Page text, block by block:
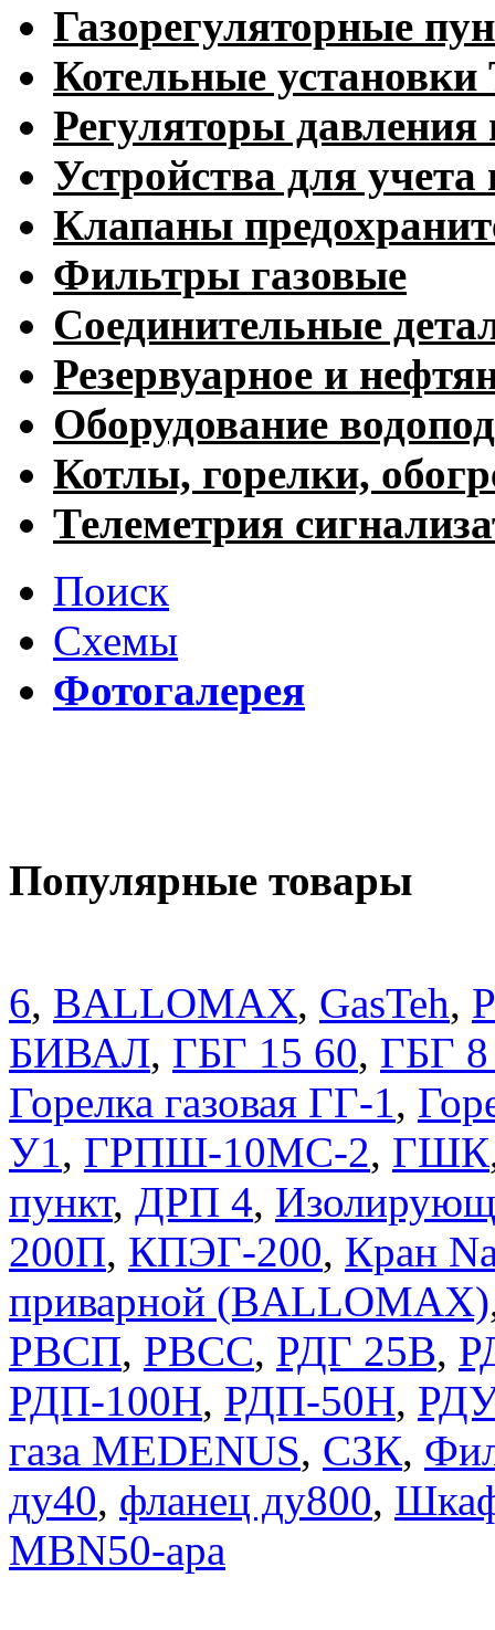
Газорегуляторные
Котельные
Регуляторы давления
Устройства для учета
Клапаны
Фильтры газовые
Соединительные
Резервуарное и
Оборудование
Котлы, горелки,
Телеметрия
Поиск
Схемы
Фотогалерея
Популярные товары
6, BALLOMAX, GasTeh,
БИВАЛ, ГБГ 15 60, ГБГ
Горелка газовая ГГ-1,
У1, ГРПШ-10МС-2, ГШК
пункт, ДРП 4,
200П, КПЭГ-200, Кран
приварной (BALLOMAX)
РВСП, РВСС, РДГ 25В,
РДП-100Н, РДП-50Н,
газа MEDENUS, СЗК,
ду40, фланец ду800,
MBN50-apa